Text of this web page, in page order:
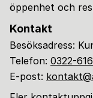
öppenhet och
Kontakt
Besöksadress:
Telefon: 0322-
E-post: